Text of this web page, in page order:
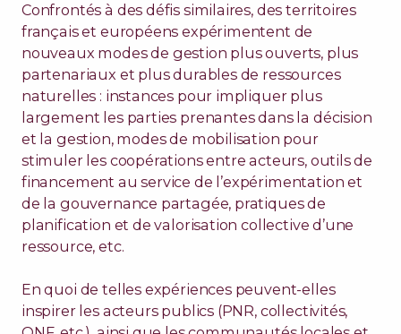
Confrontés à des défis similaires, des territoires
français et européens expérimentent de
nouveaux modes de gestion plus ouverts, plus
partenariaux et plus durables de ressources
naturelles : instances pour impliquer plus
largement les parties prenantes dans la décision
et la gestion, modes de mobilisation pour
stimuler les coopérations entre acteurs, outils de
financement au service de l’expérimentation et
de la gouvernance partagée, pratiques de
planification et de valorisation collective d’une
ressource, etc.
En quoi de telles expériences peuvent-elles
inspirer les acteurs publics (PNR, collectivités,